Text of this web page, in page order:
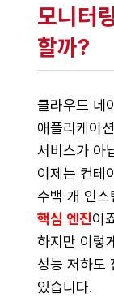
모니터
할까?
클라우드 네
애플리케이
서비스가 아
이제는 컨테
수백 개 인스
핵심 엔진이
하지만 이렇
성능 저하도
있습니다.